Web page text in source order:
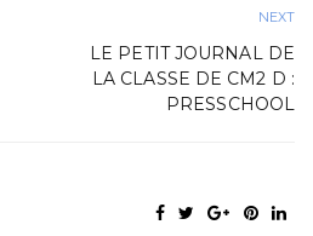
NEXT
LE PETIT JOURNAL DE
LA CLASSE DE CM2 D :
PRESSCHOOL